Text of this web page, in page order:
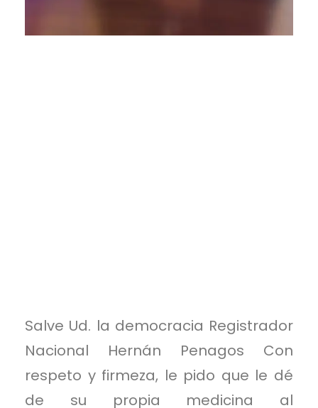
Salve Ud. la democracia Registrador
Nacional Hernán Penagos Con
respeto y firmeza, le pido que le dé
de su propia medicina al